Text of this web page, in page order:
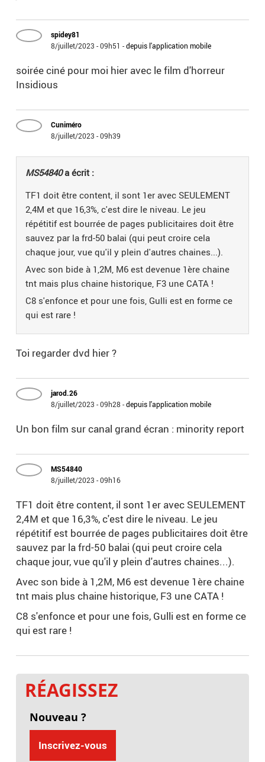
spidey81
8/juillet/2023 - 09h51 -depuis l'application mobile
soirée ciné pour moi hier avec le film d'horreur
Insidious
Cuniméro
8/juillet/2023 - 09h39
MS54840a écrit :
TF1 doit être content, il sont 1er avec SEULEMENT
2,4M et que 16,3%, c'est dire le niveau. Le jeu
répétitif est bourrée de pages publicitaires doit être
sauvez par la frd-50 balai (qui peut croire cela
chaque jour, vue qu'il y plein d'autres chaines...).
Avec son bide à 1,2M, M6 est devenue 1ère chaine
tnt mais plus chaine historique, F3 une CATA !
C8 s'enfonce et pour une fois, Gulli est en forme ce
qui est rare !
Toi regarder dvd hier ?
jarod.26
8/juillet/2023 - 09h28 -depuis l'application mobile
Un bon film sur canal grand écran : minority report
MS54840
8/juillet/2023 - 09h16
TF1 doit être content, il sont 1er avec SEULEMENT
2,4M et que 16,3%, c'est dire le niveau. Le jeu
répétitif est bourrée de pages publicitaires doit être
sauvez par la frd-50 balai (qui peut croire cela
chaque jour, vue qu'il y plein d'autres chaines...).
Avec son bide à 1,2M, M6 est devenue 1ère chaine
tnt mais plus chaine historique, F3 une CATA !
C8 s'enfonce et pour une fois, Gulli est en forme ce
qui est rare !
RÉAGISSEZ
Nouveau ?
Inscrivez-vous